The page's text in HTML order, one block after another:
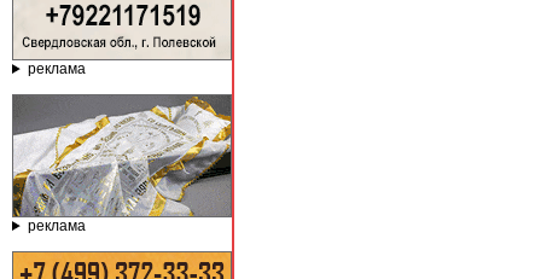
реклама
реклама